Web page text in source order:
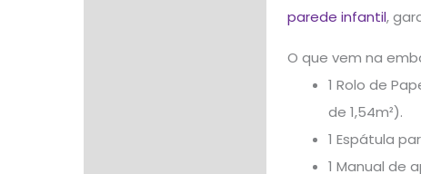
parede infantil,
O que vem na
1 Rolo de
de 1,54m²).
1 Espátula
1 Manual de